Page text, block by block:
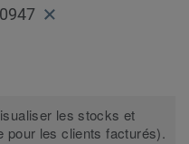
les stocks et
pour les clients facturés).